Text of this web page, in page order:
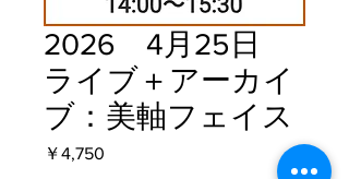
2026 4月25日
ライブ＋アーカイ
ブ：美軸フェイス
￥4,750